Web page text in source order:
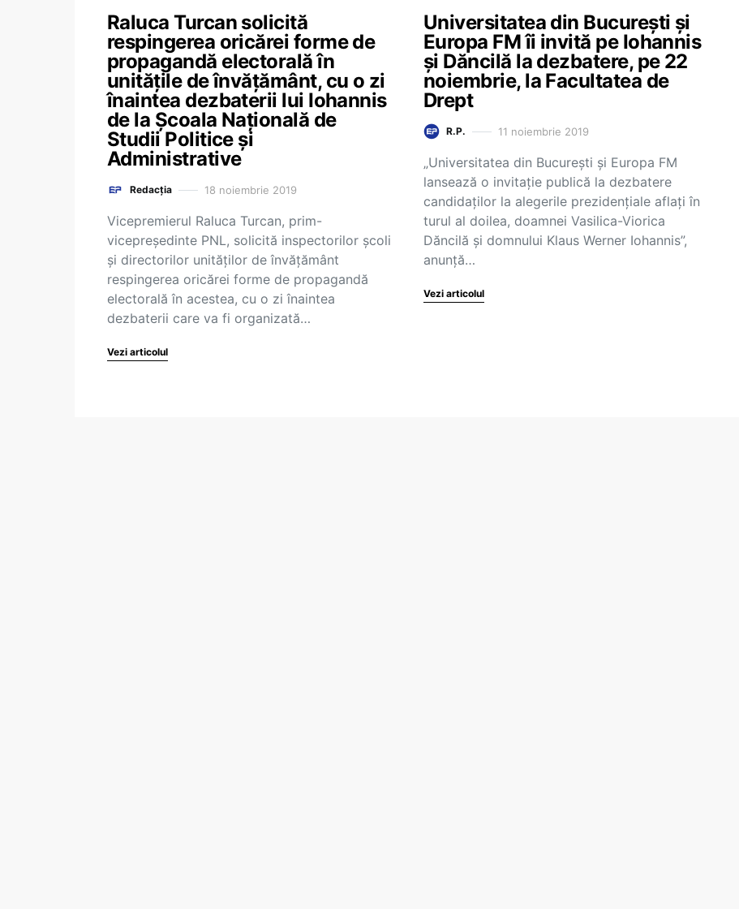
Raluca Turcan solicită
respingerea oricărei forme de
propagandă electorală în
unitățile de învățământ, cu o zi
înaintea dezbaterii lui Iohannis
de la Școala Națională de
Studii Politice și
Administrative
Redacția 18 noiembrie 2019
Vicepremierul Raluca Turcan, prim-
vicepreședinte PNL, solicită inspectorilor școli
și directorilor unităților de învățământ
respingerea oricărei forme de propagandă
electorală în acestea, cu o zi înaintea
dezbaterii care va fi organizată…
Vezi articolul
Universitatea din București și
Europa FM îi invită pe Iohannis
și Dăncilă la dezbatere, pe 22
noiembrie, la Facultatea de
Drept
R.P. 11 noiembrie 2019
„Universitatea din București și Europa FM
lansează o invitație publică la dezbatere
candidaților la alegerile prezidențiale aflați în
turul al doilea, doamnei Vasilica-Viorica
Dăncilă și domnului Klaus Werner Iohannis”,
anunță…
Vezi articolul